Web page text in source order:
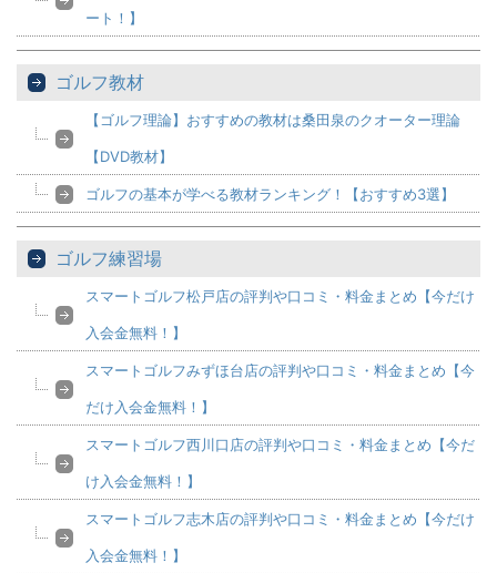
ート！】
ゴルフ教材
【ゴルフ理論】おすすめの教材は桑田泉のクオーター理論
【DVD教材】
ゴルフの基本が学べる教材ランキング！【おすすめ3選】
ゴルフ練習場
スマートゴルフ松戸店の評判や口コミ・料金まとめ【今だけ
入会金無料！】
スマートゴルフみずほ台店の評判や口コミ・料金まとめ【今
だけ入会金無料！】
スマートゴルフ西川口店の評判や口コミ・料金まとめ【今だ
け入会金無料！】
スマートゴルフ志木店の評判や口コミ・料金まとめ【今だけ
入会金無料！】